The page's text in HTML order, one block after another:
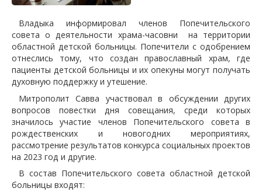
Владыка информировал членов Попечительского
совета о деятельности храма-часовни
на территории
областной детской больницы. Попечители с одобрением
отнеслись тому, что создан православный храм, где
пациенты детской больницы и их опекуны могут получать
духовную поддержку и утешение.
Митрополит Савва участвовал в обсуждении других
вопросов повестки дня совещания, среди которых
значилось участие членов Попечительского совета в
рождественских и новогодних мероприятиях,
рассмотрение результатов конкурса социальных проектов
на 2023 год и другие.
В состав Попечительского совета областной детской
больницы входят: